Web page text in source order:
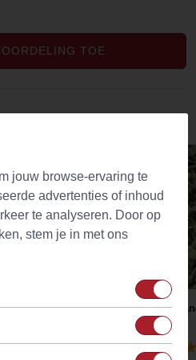
TOE
(Ulmus Rubra)
jouw browse-ervaring te
advertenties of inhoud
te analyseren. Door op
stem je in met ons